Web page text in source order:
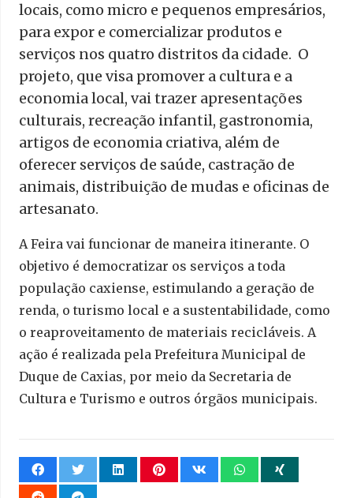
locais, como micro e pequenos empresários,
para expor e comercializar produtos e
serviços nos quatro distritos da cidade. O
projeto, que visa promover a cultura e a
economia local, vai trazer apresentações
culturais, recreação infantil, gastronomia,
artigos de economia criativa, além de
oferecer serviços de saúde, castração de
animais, distribuição de mudas e oficinas de
artesanato.
A Feira vai funcionar de maneira itinerante. O
objetivo é democratizar os serviços a toda
população caxiense, estimulando a geração de
renda, o turismo local e a sustentabilidade, como
o reaproveitamento de materiais recicláveis. A
ação é realizada pela Prefeitura Municipal de
Duque de Caxias, por meio da Secretaria de
Cultura e Turismo e outros órgãos municipais.